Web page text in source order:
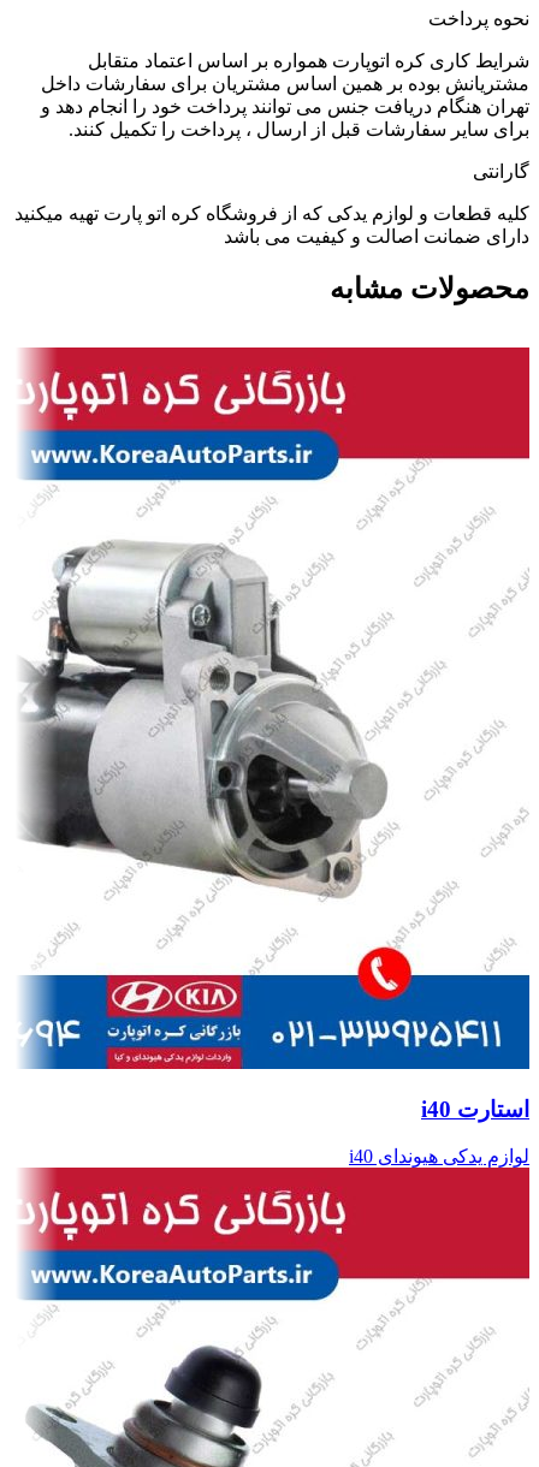
نحوه پرداخت
شرایط کاری کره اتوپارت همواره بر اساس اعتماد متقابل
مشتریانش بوده بر همین اساس مشتریان برای سفارشات داخل
تهران هنگام دریافت جنس می توانند پرداخت خود را انجام دهد و
برای سایر سفارشات قبل از ارسال ، پرداخت را تکمیل کنند.
گارانتی
کلیه قطعات و لوازم یدکی که از فروشگاه کره اتو پارت تهیه میکنید
دارای ضمانت اصالت و کیفیت می باشد
محصولات مشابه
استارت i40
لوازم یدکی هیوندای i40